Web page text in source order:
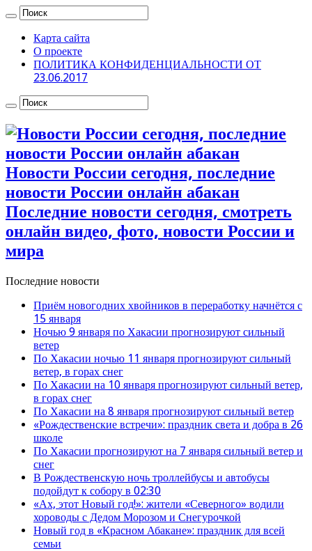
Карта сайта
О проекте
ПОЛИТИКА КОНФИДЕНЦИАЛЬНОСТИ ОТ
23.06.2017
Новости России сегодня, последние
новости России онлайн абакан
Последние новости сегодня, смотреть
онлайн видео, фото, новости России и
мира
Последние новости
Приём новогодних хвойников в переработку начнётся с
15 января
Ночью 9 января по Хакасии прогнозируют сильный
ветер
По Хакасии ночью 11 января прогнозируют сильный
ветер, в горах снег
По Хакасии на 10 января прогнозируют сильный ветер,
в горах снег
По Хакасии на 8 января прогнозируют сильный ветер
«Рождественские встречи»: праздник света и добра в 26
школе
По Хакасии прогнозируют на 7 января сильный ветер и
снег
В Рождественскую ночь троллейбусы и автобусы
подойдут к собору в 02:30
«Ах, этот Новый год!»: жители «Северного» водили
хороводы с Дедом Морозом и Снегурочкой
Новый год в «Красном Абакане»: праздник для всей
семьи